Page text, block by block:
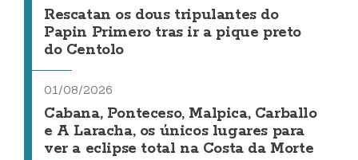
Rescatan os dous tripulantes do
Papin Primero tras ir a pique preto
do Centolo
01/08/2026
Cabana, Ponteceso, Malpica, Carballo
e A Laracha, os únicos lugares para
ver a eclipse total na Costa da Morte